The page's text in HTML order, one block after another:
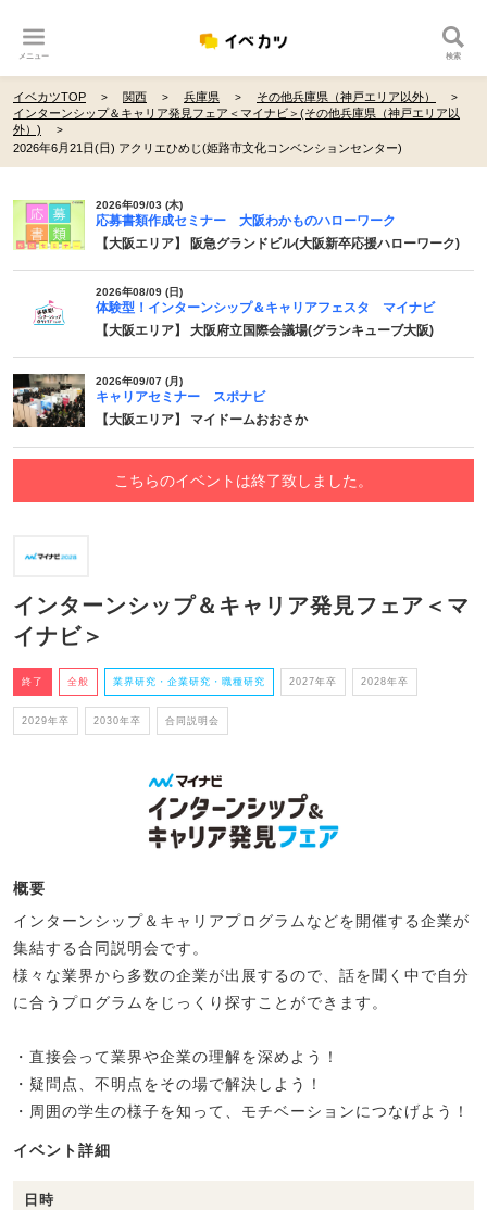
メニュー 検索
イベカツTOP 関西 兵庫県
その他兵庫県（神戸エリア以外）
インターンシップ＆キャリア発見フェア＜マイナビ＞(その他兵庫県（神戸エリア以
外）)
2026年6月21日(日) アクリエひめじ(姫路市文化コンベンションセンター)
2026年09/03 (木)
応募書類作成セミナー 大阪わかものハローワーク
【大阪エリア】 阪急グランドビル(大阪新卒応援ハローワーク)
2026年08/09 (日)
体験型！インターンシップ＆キャリアフェスタ マイナビ
【大阪エリア】 大阪府立国際会議場(グランキューブ大阪)
2026年09/07 (月)
キャリアセミナー スポナビ
【大阪エリア】 マイドームおおさか
こちらのイベントは終了致しました。
インターンシップ＆キャリア発見フェア＜マ
イナビ＞
終了 全般 業界研究・企業研究・職種研究 2027年卒 2028年卒
2029年卒 2030年卒 合同説明会
概要
インターンシップ＆キャリアプログラムなどを開催する企業が
集結する合同説明会です。
様々な業界から多数の企業が出展するので、話を聞く中で自分
に合うプログラムをじっくり探すことができます。
・直接会って業界や企業の理解を深めよう！
・疑問点、不明点をその場で解決しよう！
・周囲の学生の様子を知って、モチベーションにつなげよう！
イベント詳細
日時